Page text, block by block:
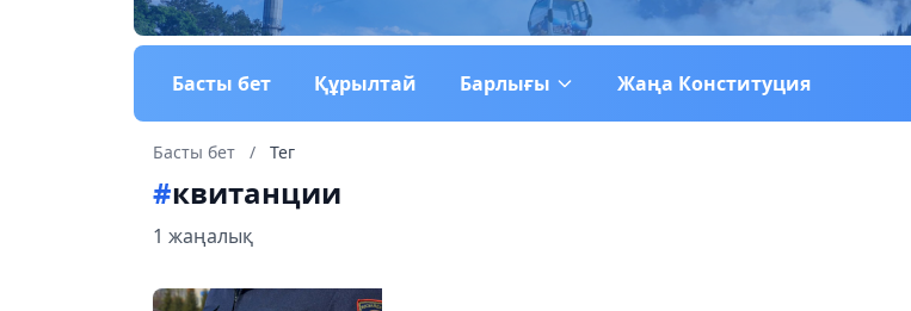
Басты бет Құрылтай Барлығы Жаңа Конституция
Басты бет / Тег
#квитанции
1 жаңалық